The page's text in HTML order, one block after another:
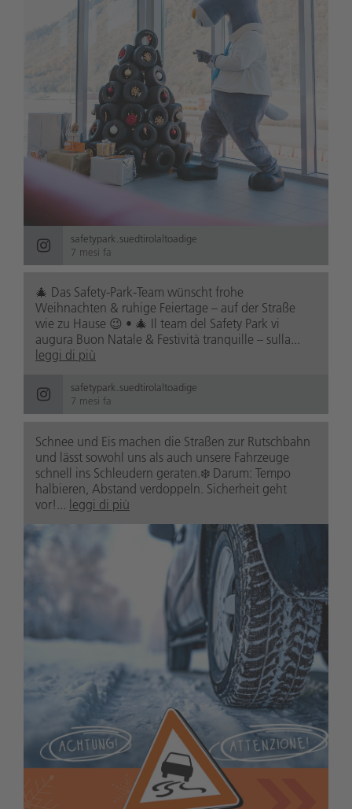
safetypark.suedtirolaltoadige
7 mesi fa
🎄 Das Safety-Park-Team wünscht frohe
Weihnachten & ruhige Feiertage – auf der Straße
wie zu Hause 😉 • 🎄 Il team del Safety Park vi
augura Buon Natale & Festività tranquille – sulla...
leggi di più
safetypark.suedtirolaltoadige
7 mesi fa
Schnee und Eis machen die Straßen zur Rutschbahn
und lässt sowohl uns als auch unsere Fahrzeuge
schnell ins Schleudern geraten.❄️ Darum: Tempo
halbieren, Abstand verdoppeln. Sicherheit geht
vor!... leggi di più